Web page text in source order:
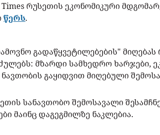
Times რუსეთის ეკონომიკური
წერს.
გადაწყვეტილებების"
მზარდი სამხედრო ხარჯები,
გაყიდვით მიღებული
სანავთობო შემოსავალი
მაინც დაგეგმილზე ნაკლებია.